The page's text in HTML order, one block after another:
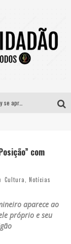
Paraná e Willian & Wesley se apresentam no Carretão Trevo Contagem nesta sexta-feira
com
Cultura Notícias
aparece ao
próprio e seu